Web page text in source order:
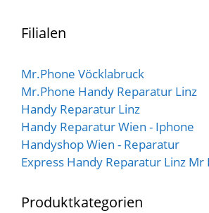
n
5Filialen
Mr.Phone Vöcklabruck
Mr.Phone Handy Reparatur Linz
Handy Reparatur Linz
Handy Reparatur Wien - Iphone
Handyshop Wien - Reparatur
Express Handy Reparatur Linz Mr
Produktkategorien